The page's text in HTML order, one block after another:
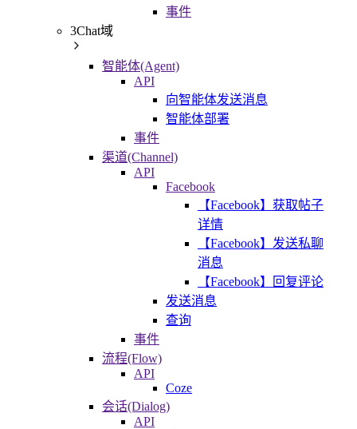
事件
3Chat域
智能体(Agent)
API
向智能体发送消息
智能体部署
事件
渠道(Channel)
API
Facebook
【Facebook】获取帖子
详情
【Facebook】发送私聊
消息
【Facebook】回复评论
发送消息
查询
事件
流程(Flow)
API
Coze
会话(Dialog)
API